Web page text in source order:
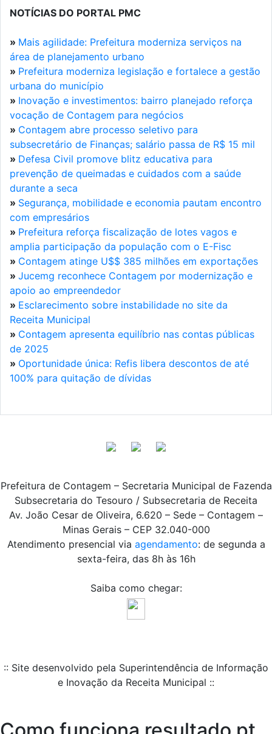
NOTÍCIAS DO PORTAL PMC
» Mais agilidade: Prefeitura moderniza serviços na
área de planejamento urbano
» Prefeitura moderniza legislação e fortalece a gestão
urbana do município
» Inovação e investimentos: bairro planejado reforça
vocação de Contagem para negócios
» Contagem abre processo seletivo para
subsecretário de Finanças; salário passa de R$ 15 mil
» Defesa Civil promove blitz educativa para
prevenção de queimadas e cuidados com a saúde
durante a seca
» Segurança, mobilidade e economia pautam encontro
com empresários
» Prefeitura reforça fiscalização de lotes vagos e
amplia participação da população com o E-Fisc
» Contagem atinge U$$ 385 milhões em exportações
» Jucemg reconhece Contagem por modernização e
apoio ao empreendedor
» Esclarecimento sobre instabilidade no site da
Receita Municipal
» Contagem apresenta equilíbrio nas contas públicas
de 2025
» Oportunidade única: Refis libera descontos de até
100% para quitação de dívidas
Prefeitura de Contagem – Secretaria Municipal de Fazenda
Subsecretaria do Tesouro / Subsecretaria de Receita
Av. João Cesar de Oliveira, 6.620 – Sede – Contagem –
Minas Gerais – CEP 32.040-000
Atendimento presencial via agendamento: de segunda a
sexta-feira, das 8h às 16h
Saiba como chegar:
:: Site desenvolvido pela Superintendência de Informação
e Inovação da Receita Municipal ::